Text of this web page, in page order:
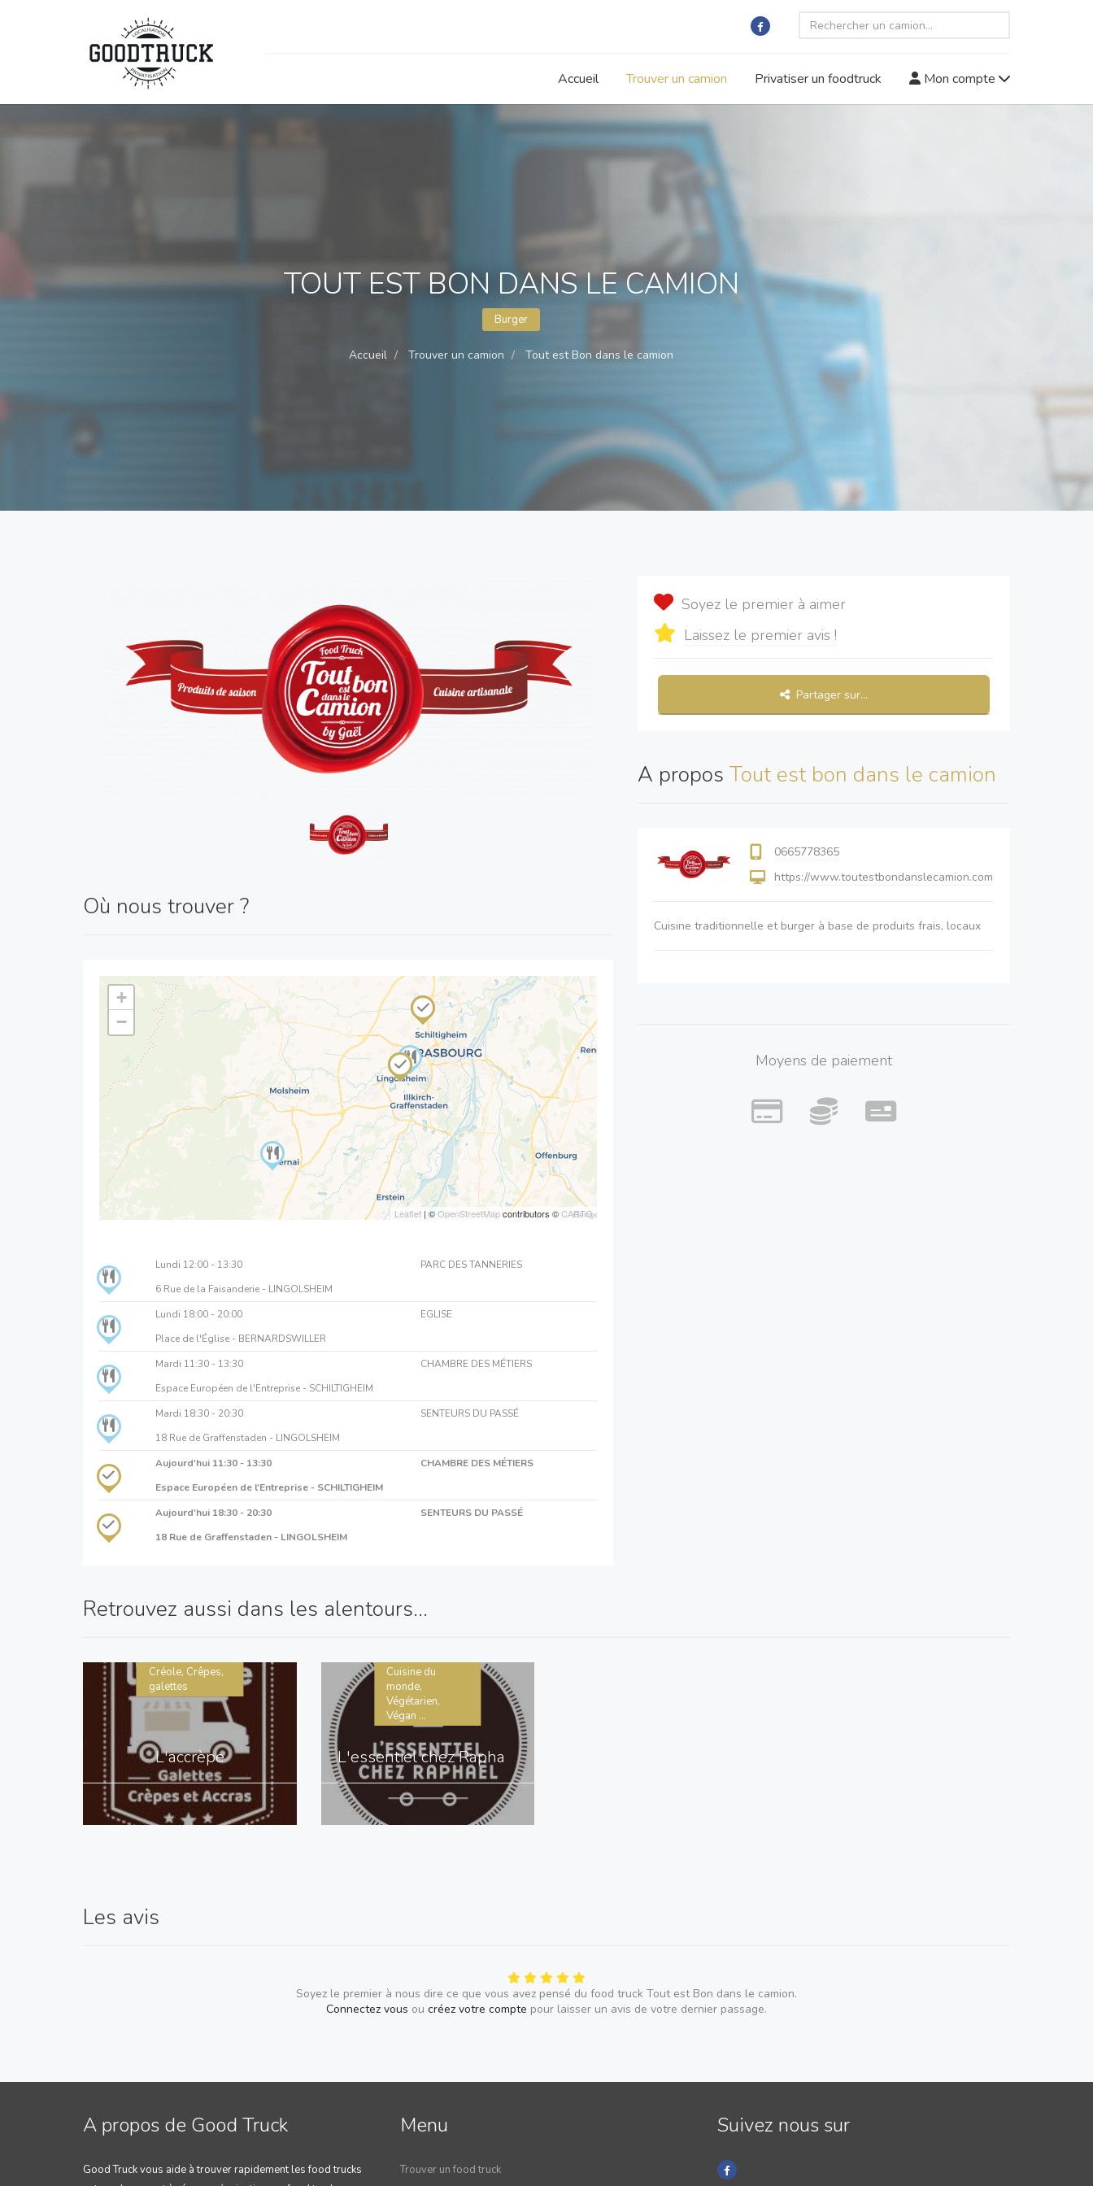
Accueil Trouver un camion Privatiser un foodtruck Mon compte
TOUT EST BON DANS LE CAMION
Burger
Accueil Trouver un camion Tout est Bon dans le camion
Où nous trouver ?
+
−
Leaflet | ©OpenStreetMapcontributors ©CARTO
Lundi 12:00 - 13:30
PARC DES TANNERIES
6 Rue de la Faisanderie - LINGOLSHEIM
Lundi 18:00 - 20:00
EGLISE
Place de l'Église - BERNARDSWILLER
Mardi 11:30 - 13:30
CHAMBRE DES MÉTIERS
Espace Européen de l'Entreprise - SCHILTIGHEIM
Mardi 18:30 - 20:30
SENTEURS DU PASSÉ
18 Rue de Graffenstaden - LINGOLSHEIM
Aujourd'hui 11:30 - 13:30
CHAMBRE DES MÉTIERS
Espace Européen de l'Entreprise - SCHILTIGHEIM
Aujourd'hui 18:30 - 20:30
SENTEURS DU PASSÉ
18 Rue de Graffenstaden - LINGOLSHEIM
Soyez le premier à aimer
Laissez le premier avis !
Partager sur...
A proposTout est bon dans le camion
0665778365
https://www.toutestbondanslecamion.com
Cuisine traditionnelle et burger à base de produits frais, locaux
Moyens de paiement
Retrouvez aussi dans les alentours...
L'accrèpe
Créole, Crêpes,
galettes
L'essentiel chez Raphaël
Cuisine du
monde,
Végétarien,
Végan ...
Les avis
Soyez le premier à nous dire ce que vous avez pensé du food truck Tout est Bon dans le camion.
Connectez vous ou créez votre compte pour laisser un avis de votre dernier passage.
A propos de Good Truck
Good Truck vous aide à trouver rapidement les food trucks
Menu
Trouver un food truck
Suivez nous sur